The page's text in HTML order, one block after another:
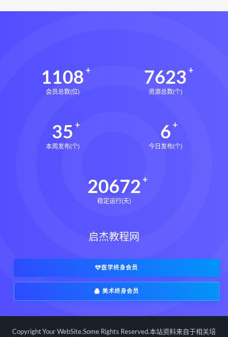
1108
会员总数(位)
7623
资源总数(个)
35
本周发布(个)
6
今日发布(个)
20672
稳定运行(天)
启杰教程网
医学终身会员
美术终身会员
Copyright Your WebSite.Some Rights Reserved.本站资料来自于相关培